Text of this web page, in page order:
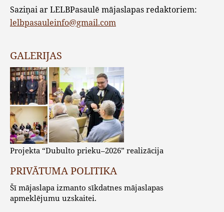
Saziņai ar LELBPasaulē mājaslapas redaktoriem:
lelbpasauleinfo@gmail.com
GALERIJAS
Projekta “Dubulto prieku–2026” realizācija
PRIVĀTUMA POLITIKA
Šī mājaslapa izmanto sīkdatnes mājaslapas
apmeklējumu uzskaitei.